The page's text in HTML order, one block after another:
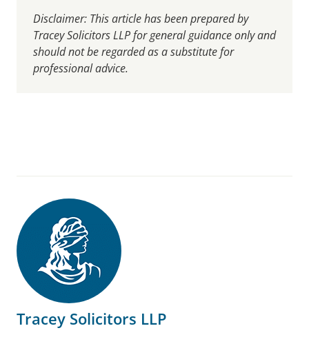
Disclaimer: This article has been prepared by
Tracey Solicitors LLP for general guidance only and
should not be regarded as a substitute for
professional advice.
Tracey Solicitors LLP